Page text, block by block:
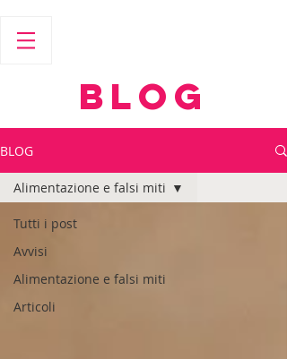
BLOG
BLOG
Tutti i post
Avvisi
Alimentazione e falsi miti
Articoli
Alimentazione e falsi miti